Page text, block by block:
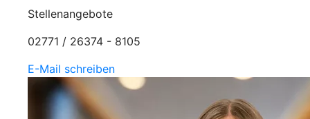
Stellenangebote
02771 / 26374 - 8105
E-Mail schreiben